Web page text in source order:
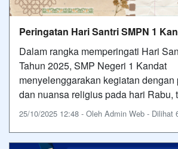
Peringatan Hari Santri SMPN 1
Dalam rangka memperingati Hari
Tahun 2025, SMP Negeri 1 Kandat
menyelenggarakan kegiatan
dan nuansa religius pada hari Rabu,
25/10/2025 12:48 - Oleh Admin Web - Dilihat